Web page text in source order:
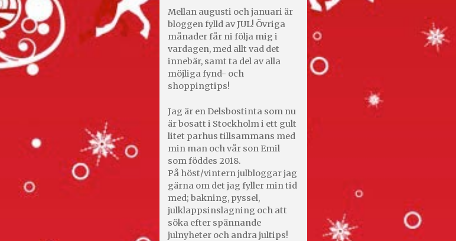
Mellan augusti och januari är
bloggen fylld av JUL! Övriga
månader får ni följa mig i
vardagen, med allt vad det
innebär, samt ta del av alla
möjliga fynd- och
shoppingtips!
Jag är en Delsbostinta som nu
är bosatt i Stockholm i ett gult
litet parhus tillsammans med
min man och vår son Emil
som föddes 2018.
På höst/vintern julbloggar jag
gärna om det jag fyller min tid
med; bakning, pyssel,
julklappsinslagning och att
söka efter spännande
julnyheter och andra jultips!